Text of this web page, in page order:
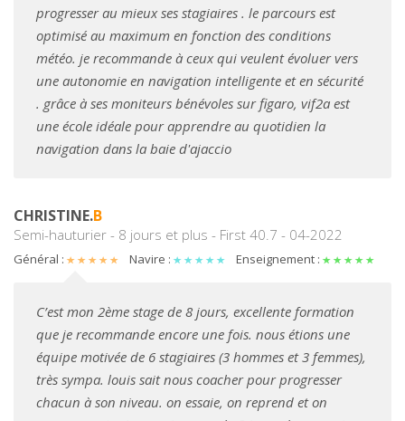
progresser au mieux ses stagiaires . le parcours est
optimisé au maximum en fonction des conditions
météo. je recommande à ceux qui veulent évoluer vers
une autonomie en navigation intelligente et en sécurité
. grâce à ses moniteurs bénévoles sur figaro, vif2a est
une école idéale pour apprendre au quotidien la
navigation dans la baie d'ajaccio
CHRISTINE.B
Semi-hauturier - 8 jours et plus - First 40.7 - 04-2022
Général : Navire : Enseignement :
C’est mon 2ème stage de 8 jours, excellente formation
que je recommande encore une fois. nous étions une
équipe motivée de 6 stagiaires (3 hommes et 3 femmes),
très sympa. louis sait nous coacher pour progresser
chacun à son niveau. on essaie, on reprend et on